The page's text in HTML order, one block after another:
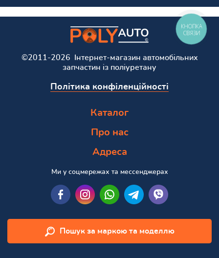
©2011-2026 Інтернет-магазин автомобільних
запчастин із поліуретану
Політика конфіленційності
Каталог
Про нас
Адреса
Ми у соцмережах та мессенджерах
Пошук за маркою та моделлю
КНОПКА
СВЯЗИ